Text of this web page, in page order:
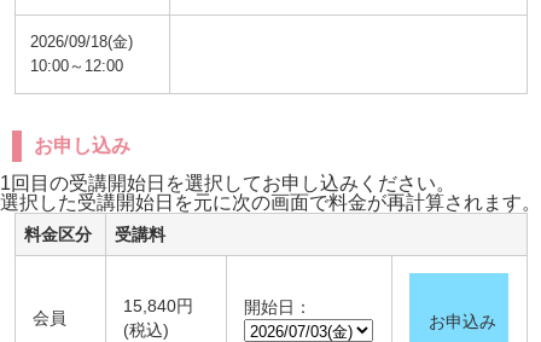
2026/09/18(金)
10:00～12:00
お申し込み
1回目の受講開始日を選択してお申し込みください。
選択した受講開始日を元に次の画面で料金が再計算されます。
料金区分 受講料
会員
15,840円
(税込)
開始日：
お申込み